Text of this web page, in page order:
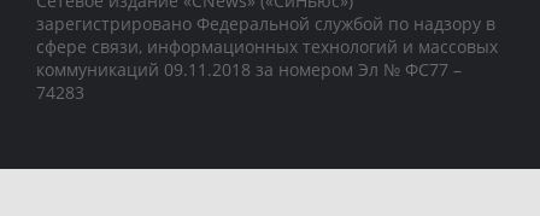
зарегистрировано Федеральной службой по надзору в
сфере связи, информационных технологий и массовых
коммуникаций 09.11.2018 за номером Эл № ФС77 –
74283